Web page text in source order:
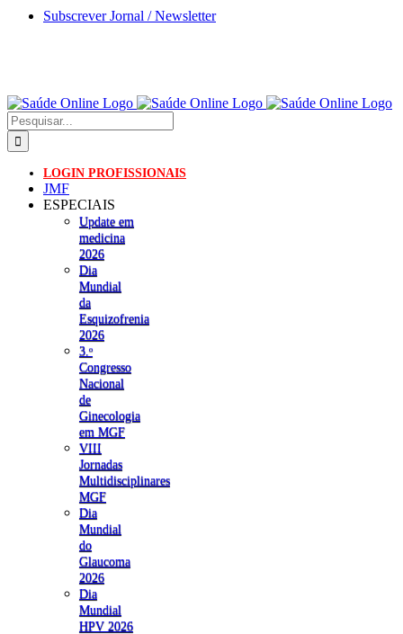
Skip
Subscrever Jornal / Newsletter
Pesquisar
LOGIN PROFISSIONAIS
JMF
ESPECIAIS
Update em
medicina
2026
Dia
Mundial
da
Esquizofrenia
2026
3.ᵒ
Congresso
Nacional
de
Ginecologia
em MGF
VIII
Jornadas
Multidisciplinares
MGF
Dia
Mundial
do
Glaucoma
2026
Dia
Mundial
HPV 2026